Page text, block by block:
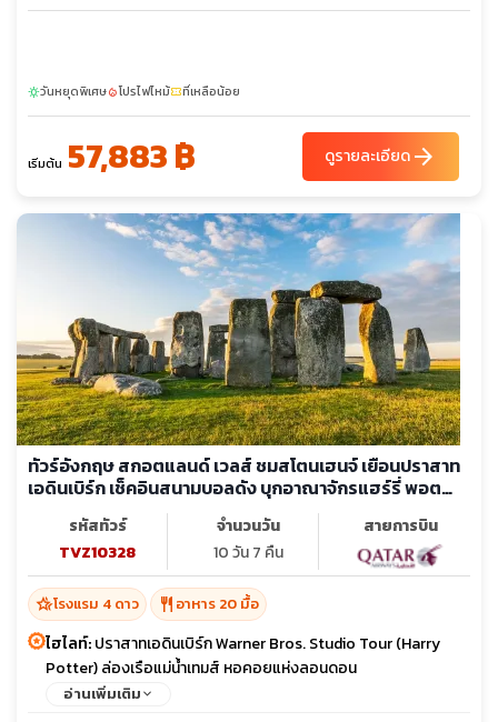
sunnyวันหยุดพิเศษlocal_fire_departmentโปรไฟไหม้confirmation_numberที่เหลือน้อย
เริ่มต้น 57,883 ฿ ดูรายละเอียดarrow_forward
ทัวร์อังกฤษ สกอตแลนด์ เวลส์ ชมสโตนเฮนจ์ เยือนปราสาท
เอดินเบิร์ก เช็คอินสนามบอลดัง บุกอาณาจักรแฮร์รี่ พอต
รหัสทัวร์
TVZ10328
จำนวนวัน
10 วัน 7 คืน
สายการบิน
hotel_classโรงแรม 4 ดาว restaurant อาหาร 20 มื้อ
ไฮไลท์:ปราสาทเอดินเบิร์ก Warner Bros. Studio Tour (Harry
Potter) ล่องเรือแม่น้ำเทมส์ หอคอยแห่งลอนดอน
อ่านเพิ่มเติม